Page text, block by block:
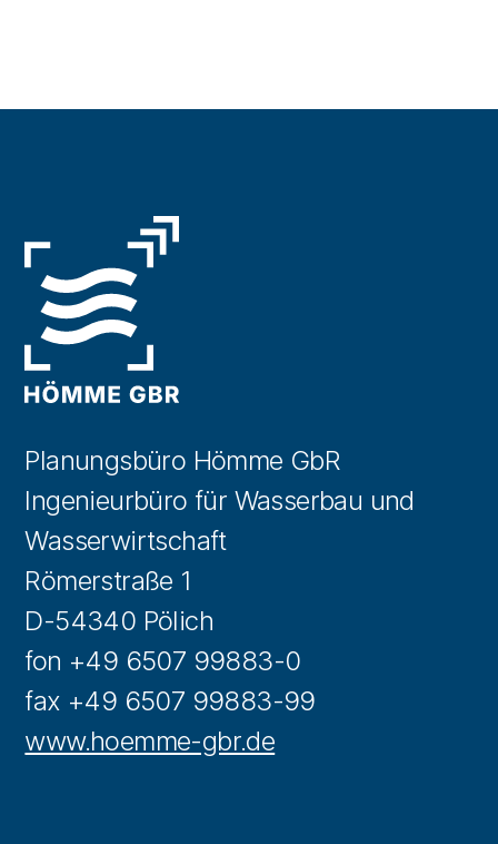
Planungsbüro Hömme GbR
Ingenieurbüro für Wasserbau und
Wasserwirtschaft
Römerstraße 1
D-54340 Pölich
fon +49 6507 99883-0
fax +49 6507 99883-99
www.hoemme-gbr.de